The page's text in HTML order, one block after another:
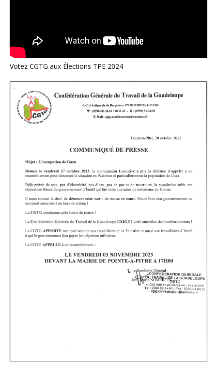
Votez CGTG aux Élections TPE 2024